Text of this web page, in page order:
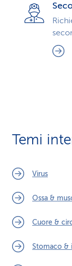
Temi
Virus
Ossa &
Cuore &
Stomaco &